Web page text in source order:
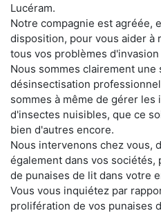
Lucéram.
Notre compagnie est agréée,
disposition, pour vous aider à
tous vos problèmes
Nous sommes clairement une
désinsectisation
sommes à même de gérer
d'insectes nuisibles, que ce
bien d'autres encore.
Nous intervenons chez vous,
également dans vos
de punaises de lit dans votre
Vous vous inquiétez par
prolifération de vos punaises